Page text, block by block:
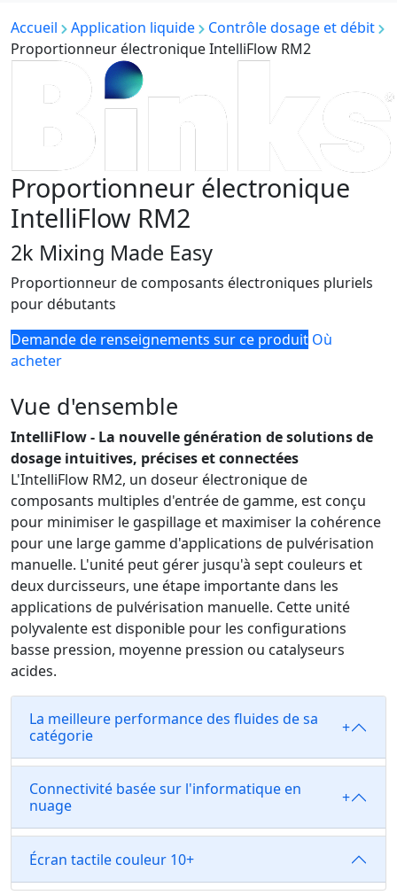
Accueil Application liquide
Contrôle dosage et débit
Proportionneur électronique IntelliFlow RM2
Précédent
Précédent
Précédent
Proportionneur électronique
IntelliFlow RM2
2k Mixing Made Easy
Proportionneur de composants électroniques pluriels
pour débutants
Demande de renseignements sur ce produit Où
acheter
Vue d'ensemble
IntelliFlow - La nouvelle génération de solutions de
dosage intuitives, précises et connectées
L'IntelliFlow RM2, un doseur électronique de
composants multiples d'entrée de gamme, est conçu
pour minimiser le gaspillage et maximiser la cohérence
pour une large gamme d'applications de pulvérisation
manuelle. L'unité peut gérer jusqu'à sept couleurs et
deux durcisseurs, une étape importante dans les
applications de pulvérisation manuelle. Cette unité
polyvalente est disponible pour les configurations
basse pression, moyenne pression ou catalyseurs
acides.
La meilleure performance des fluides de sa
catégorie
+
Connectivité basée sur l'informatique en
nuage
+
Écran tactile couleur 10+